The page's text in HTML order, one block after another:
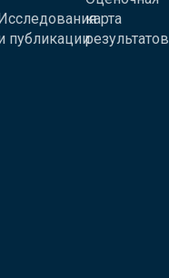
публикации
карта
результатов